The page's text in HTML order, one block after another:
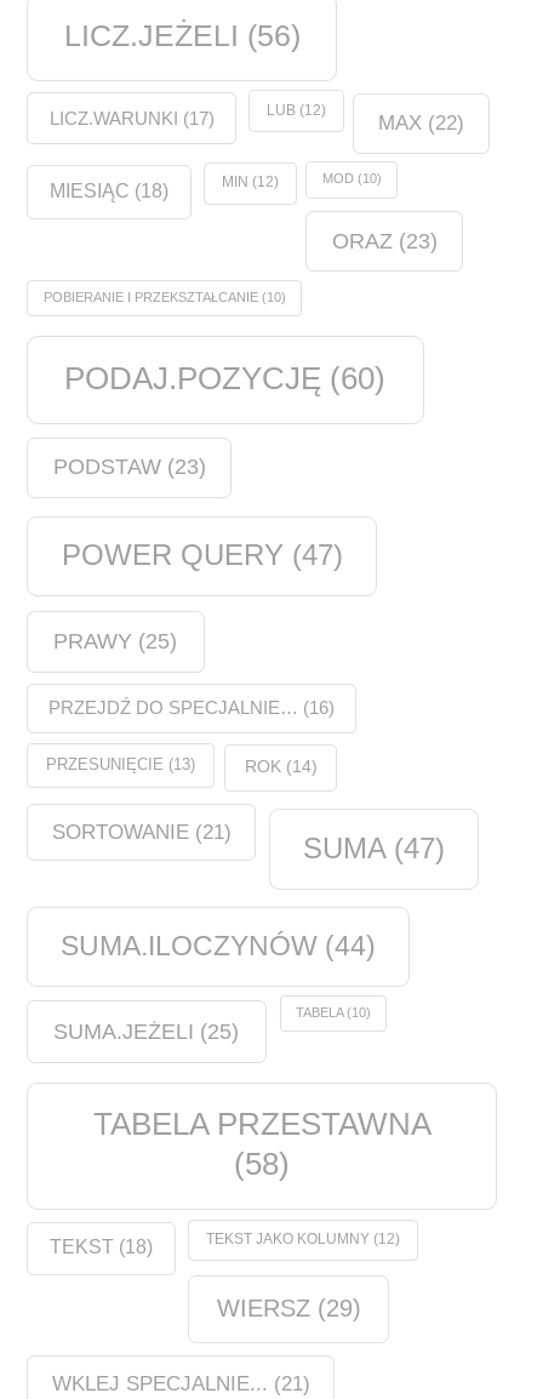
LICZ.JEŻELI (56)
LICZ.WARUNKI (17) LUB(12)
MAX(22)
MIESIĄC (18) MIN (12) MOD(10)
ORAZ (23)
POBIERANIE I PRZEKSZTAŁCANIE(10)
PODAJ.POZYCJĘ (60)
PODSTAW(23)
POWER QUERY (47)
PRAWY (25)
PRZEJDŹ DO SPECJALNIE… (16)
PRZESUNIĘCIE (13) ROK(14)
SORTOWANIE(21) SUMA(47)
SUMA.ILOCZYNÓW (44)
SUMA.JEŻELI (25)
TABELA(10)
TABELA PRZESTAWNA
(58)
TEKST (18) TEKST JAKO KOLUMNY(12)
WIERSZ(29)
WKLEJ SPECJALNIE... (21)